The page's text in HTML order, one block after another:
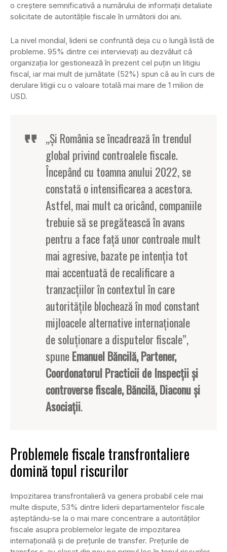
o creștere semnificativă a numărului de informații detaliate
solicitate de autoritățile fiscale în următorii doi ani.
La nivel mondial, liderii se confruntă deja cu o lungă listă de
probleme. 95% dintre cei intervievați au dezvăluit că
organizația lor gestionează în prezent cel puțin un litigiu
fiscal, iar mai mult de jumătate (52%) spun că au în curs de
derulare litigii cu o valoare totală mai mare de 1 milion de
USD.
„Şi România se încadrează în trendul
global privind controalele fiscale.
Începând cu toamna anului 2022, se
constată o intensificarea a acestora.
Astfel, mai mult ca oricând, companiile
trebuie să se pregătească în avans
pentru a face faţă unor controale mult
mai agresive, bazate pe intenția tot
mai accentuată de recalificare a
tranzacțiilor în contextul în care
autoritățile blochează în mod constant
mijloacele alternative internaționale
de soluționare a disputelor fiscale”,
spuneEmanuel Băncilă, Partener,
Coordonatorul Practicii de Inspecții și
controverse fiscale, Băncilă, Diaconu și
Asociații.
Problemele fiscale transfrontaliere
domină topul riscurilor
Impozitarea transfrontalieră va genera probabil cele mai
multe dispute, 53% dintre liderii departamentelor fiscale
așteptându-se la o mai mare concentrare a autorităților
fiscale asupra problemelor legate de impozitarea
internațională și de prețurile de transfer. Prețurile de